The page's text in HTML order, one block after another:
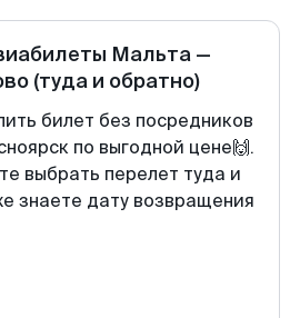
Мальта—
(туда и обратно)
билет без посредников
по выгодной цене🙌.
выбрать перелет туда и
знаете дату возвращения